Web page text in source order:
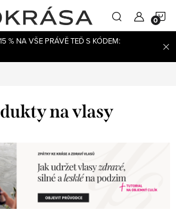
% NA VŠE PRÁVĚ TEĎ S KÓDEM:
na vlasy